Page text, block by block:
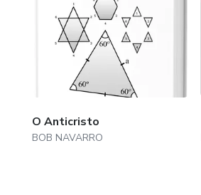
O Anticristo
BOB NAVARRO